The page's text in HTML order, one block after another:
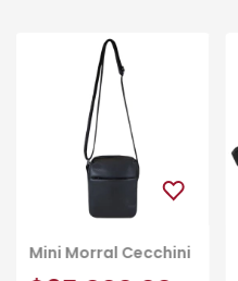
Mini Morral Cecchini